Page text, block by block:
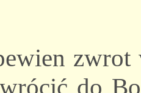
do